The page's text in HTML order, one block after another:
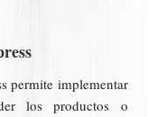
permite implementar
los productos o